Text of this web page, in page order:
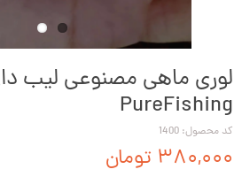
لوری ماهی مصنوعی لیب
PureFishing
کد محصول: 1400
۳۸۰,۰۰۰ تومان